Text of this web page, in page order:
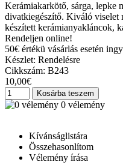
Kerámiakarkötő, sárga, lepke
divatkiegészítő. Kiváló viselet
készített kerámianyakláncok,
Rendeljen online!
50€ értékü vásárlás esetén
Készlet: Rendelésre
Cikkszám: B243
10,00€
Kosárba teszem
0 vélemény
Kívánságlistára
Összehasonlítom
Vélemény írása